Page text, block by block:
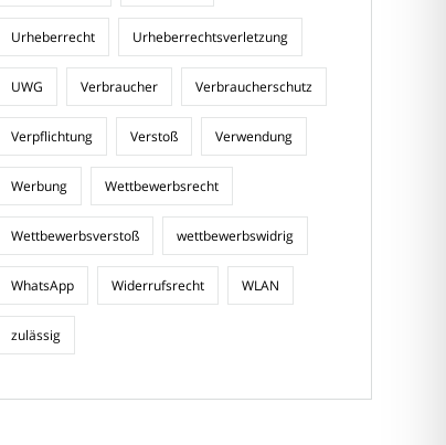
Urheberrecht Urheberrechtsverletzung
UWG Verbraucher Verbraucherschutz
Verpflichtung Verstoß Verwendung
Werbung Wettbewerbsrecht
Wettbewerbsverstoß wettbewerbswidrig
WhatsApp Widerrufsrecht WLAN
zulässig